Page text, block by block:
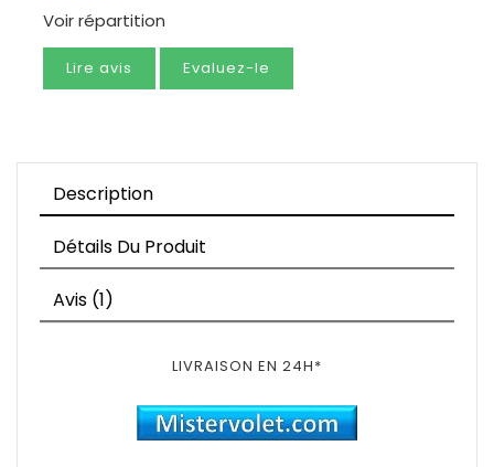
Voir répartition
Lire avis Evaluez-le
Description
Détails Du Produit
Avis (1)
LIVRAISON EN 24H*